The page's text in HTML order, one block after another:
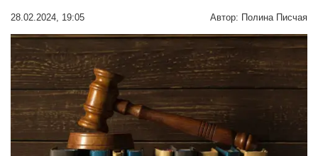
28.02.2024, 19:05 Автор: Полина Писчая